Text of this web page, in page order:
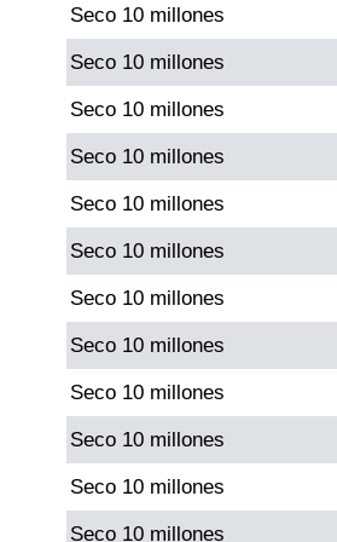
Paisita Día
Paisita Noche
Paisita 3
Pick 3 Día
Pick 3 Noche
Pick 4 Día
Pick 4 Noche
Seco 10 millones
Seco 10 millones
Seco 10 millones
Seco 10 millones
Seco 10 millones
Seco 10 millones
Seco 10 millones
Seco 10 millones
Seco 10 millones
Seco 10 millones
Seco 10 millones
Seco 10 millones